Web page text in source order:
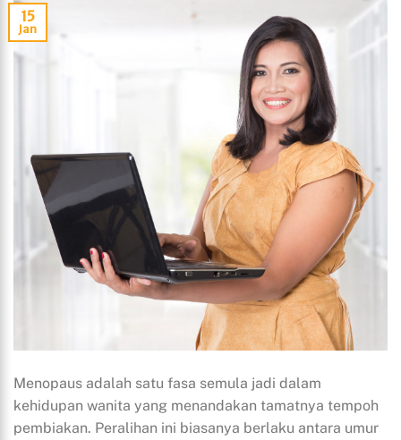
15
Jan
Menopaus adalah satu fasa semula jadi dalam
kehidupan wanita yang menandakan tamatnya tempoh
pembiakan. Peralihan ini biasanya berlaku antara umur